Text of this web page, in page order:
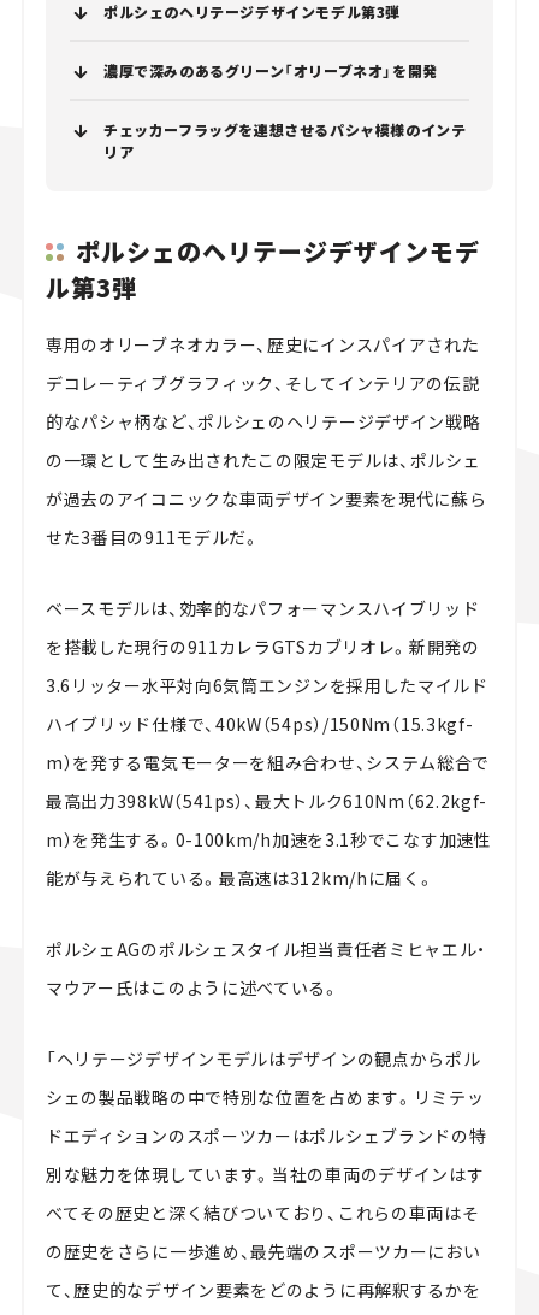
ポルシェのヘリテージデザインモデル第3弾
濃厚で深みのあるグリーン「オリーブネオ」を開発
チェッカーフラッグを連想させるパシャ模様のインテ
リア
ポルシェのヘリテージデザインモデ
ル第3弾
専用のオリーブネオカラー、歴史にインスパイアされた
デコレーティブグラフィック、そしてインテリアの伝説
的なパシャ柄など、ポルシェのヘリテージデザイン戦略
の一環として生み出されたこの限定モデルは、ポルシェ
が過去のアイコニックな車両デザイン要素を現代に蘇ら
せた3番目の911モデルだ。
ベースモデルは、効率的なパフォーマンスハイブリッド
を搭載した現行の911カレラGTSカブリオレ。新開発の
3.6リッター水平対向6気筒エンジンを採用したマイルド
ハイブリッド仕様で、40kW（54ps）/150Nm（15.3kgf-
m）を発する電気モーターを組み合わせ、システム総合で
最高出力398kW（541ps）、最大トルク610Nm（62.2kgf-
m）を発生する。0-100km/h加速を3.1秒でこなす加速性
能が与えられている。最高速は312km/hに届く。
ポルシェAGのポルシェスタイル担当責任者ミヒャエル・
マウアー氏はこのように述べている。
「ヘリテージデザインモデルはデザインの観点からポル
シェの製品戦略の中で特別な位置を占めます。リミテッ
ドエディションのスポーツカーはポルシェブランドの特
別な魅力を体現しています。当社の車両のデザインはす
べてその歴史と深く結びついており、これらの車両はそ
の歴史をさらに一歩進め、最先端のスポーツカーにおい
て、歴史的なデザイン要素をどのように再解釈するかを